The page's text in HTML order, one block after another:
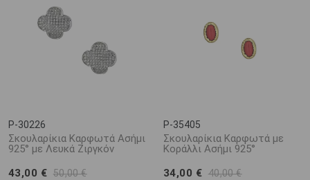
P-30226
Σκουλαρίκια Καρφωτά Ασήμι
925° με Λευκά Ζιργκόν
43,00 € 50,00 €
P-35405
Σκουλαρίκια Καρφωτά με
Κοράλλι Ασήμι 925°
34,00 € 40,00 €